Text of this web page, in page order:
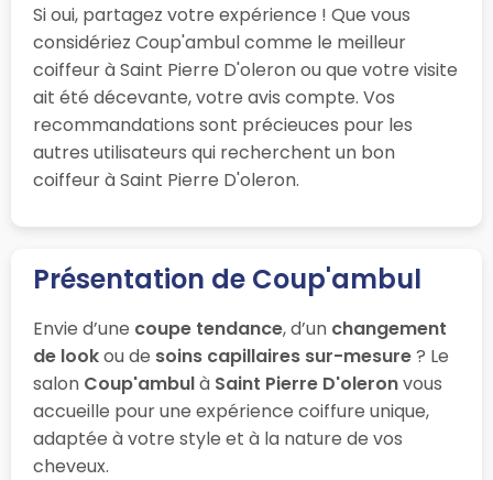
Si oui, partagez votre expérience ! Que vous
considériez Coup'ambul comme le meilleur
coiffeur à Saint Pierre D'oleron ou que votre visite
ait été décevante, votre avis compte. Vos
recommandations sont précieuces pour les
autres utilisateurs qui recherchent un bon
coiffeur à Saint Pierre D'oleron.
Présentation de Coup'ambul
Envie d’une coupe tendance, d’un changement
de lookou de soins capillaires sur-mesure? Le
salon Coup'ambulà Saint Pierre D'oleronvous
accueille pour une expérience coiffure unique,
adaptée à votre style et à la nature de vos
cheveux.